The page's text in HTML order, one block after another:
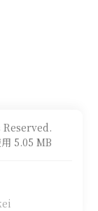
5.05 MB